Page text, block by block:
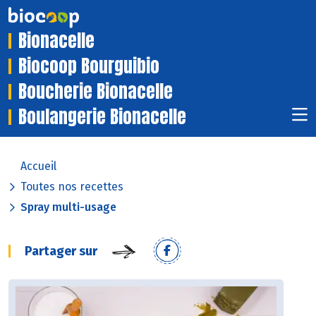
Bionacelle
Biocoop Bourguibio
Boucherie Bionacelle
Boulangerie Bionacelle
Accueil
Toutes nos recettes
Spray multi-usage
Partager sur